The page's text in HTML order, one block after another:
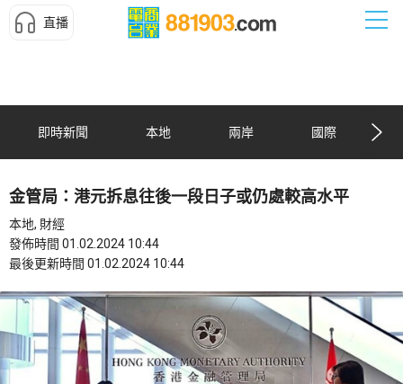
直播
即時新聞 本地 兩岸 國際
金管局：港元拆息往後一段日子或仍處較高水平
本地, 財經
發佈時間 01.02.2024 10:44
最後更新時間 01.02.2024 10:44